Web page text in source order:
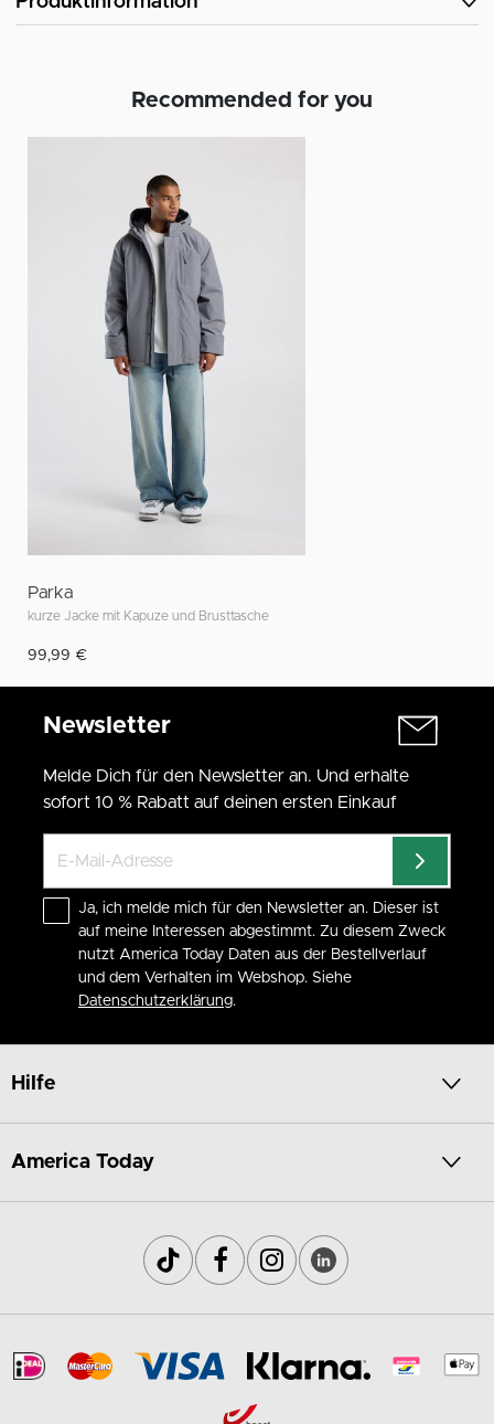
Recommended for you
Parka
kurze Jacke mit Kapuze und Brusttasche
99,99 €
Newsletter
Melde Dich für den Newsletter an. Und erhalte
sofort 10 % Rabatt auf deinen ersten Einkauf
Ja, ich melde mich für den Newsletter an. Dieser ist
auf meine Interessen abgestimmt. Zu diesem Zweck
nutzt America Today Daten aus der Bestellverlauf
und dem Verhalten im Webshop. Siehe
Datenschutzerklärung.
Hilfe
America Today